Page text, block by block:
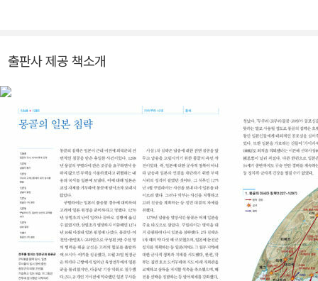
교토 대학에서 박사학위를 받았다. 현재 동북아역사재단 역사연구실
연구위원으로 재직하고 있다. 지은 책으로는 『일본인의 선택』(공저)
이 있으며, 옮긴 책으로는 『교양인을 위한 일본사』가 있다. 김선민 고
려대학교 사학과를 졸업하고 일본 와세다 대학에서 박사학위를 받았
다. 현재 숙명여자대학교 일본학과 교수로 재직하고 있다. * 중세 남
기학 서울대학교 동양사학과를 졸업하고 일본 교토 대학에서 박사학
위를 받았다. 현재 한림대학교 사학과 교수로 재직하고 있다. 지은 책
으로는 『蒙古襲來와 鎌倉幕府』(일어판), 『기억의 전쟁』(공저),
『천황과 일본문화』(공저)가 있고, 옮긴 책으로는 『일본 사상과 중국
사상』,『일본 사회의 역사』(공역), 『신황정통기』 등이 있다. 박수철 서
울대학교 동양사학과를 졸업하고 일본 교토 대학에서 박사학위를 받
출판사 제공 책소개